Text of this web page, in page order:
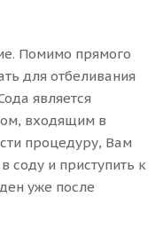
Помимо прямого
для отбеливания
является
входящим в
процедуру, Вам
соду и приступить к
уже после